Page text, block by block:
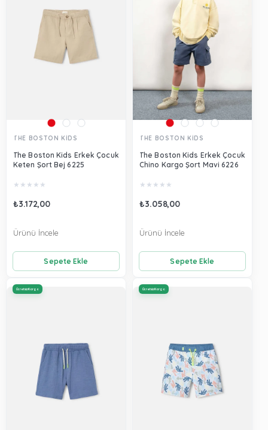
THE BOSTON KİDS
The Boston Kids Erkek Çocuk
Keten Şort Bej 6225
★ ★ ★ ★ ★
₺3.172,00
Sepete Ekle
Ürünü İncele
THE BOSTON KİDS
The Boston Kids Erkek Çocuk
Chino Kargo Şort Mavi 6226
★ ★ ★ ★ ★
₺3.058,00
Sepete Ekle
Ürünü İncele
Ücretsiz Kargo Ücretsiz Kargo